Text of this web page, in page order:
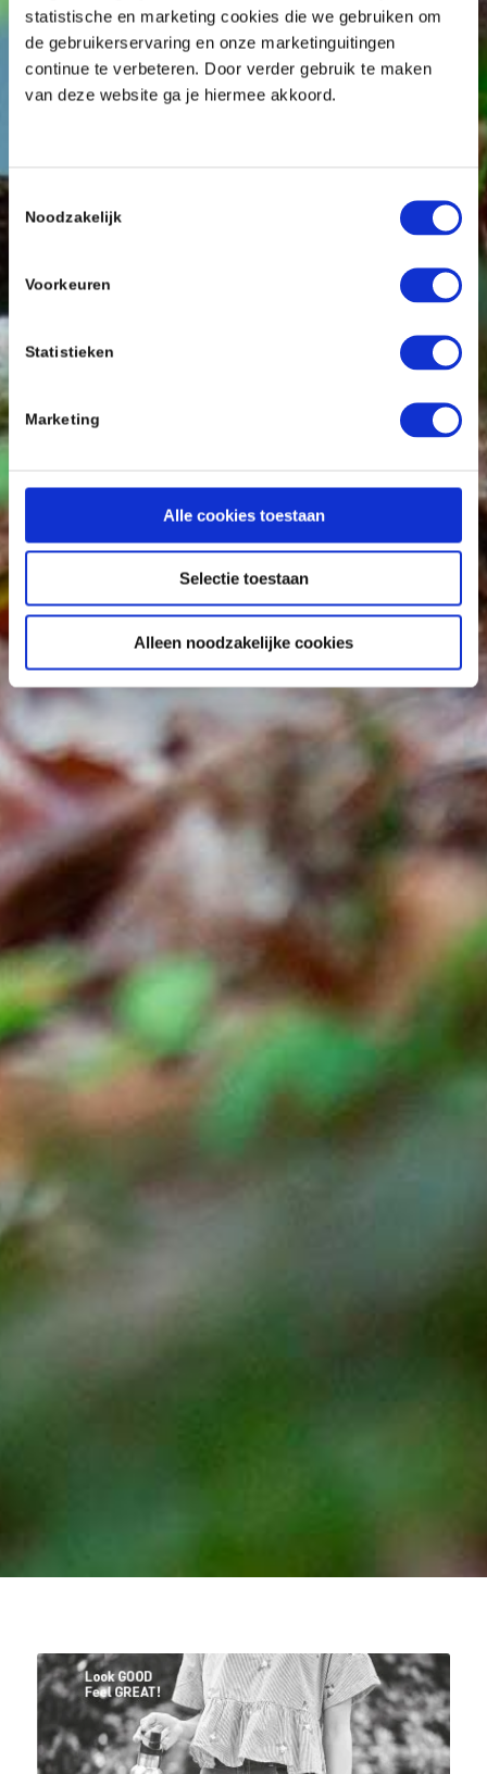
statistische en marketing cookies die we gebruiken om
de gebruikerservaring en onze marketinguitingen
continue te verbeteren. Door verder gebruik te maken
van deze website ga je hiermee akkoord.
Toestemmingsselectie
Noodzakelijk
Voorkeuren
Statistieken
Marketing
Alle cookies toestaan
Selectie toestaan
Alleen noodzakelijke cookies